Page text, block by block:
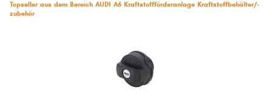
Topseller aus dem Bereich AUDI A6 Kraftstoffförderanlage Kraftstoffbehälter/-
zubehör